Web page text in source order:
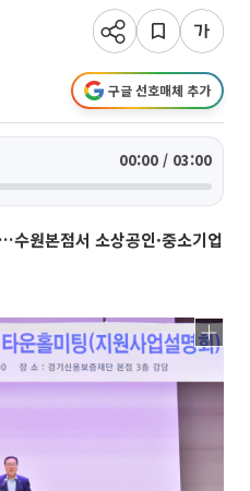
구글 선호매체 추가
00:00 / 03:00
원본점서 소상공인·중소기업